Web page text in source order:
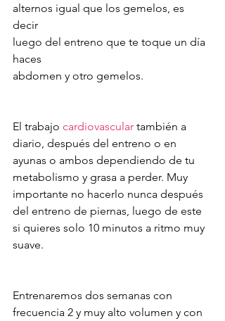
alternos igual que los gemelos, es
decir
luego del entreno que te toque un día
haces
abdomen y otro gemelos.
El trabajo cardiovascular también a
diario, después del entreno o en
ayunas o ambos dependiendo de tu
metabolismo y grasa a perder. Muy
importante no hacerlo nunca después
del entreno de piernas, luego de este
si quieres solo 10 minutos a ritmo muy
suave.
Entrenaremos dos semanas con
frecuencia 2 y muy alto volumen y con